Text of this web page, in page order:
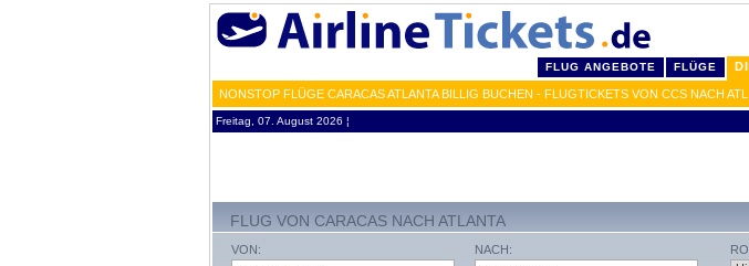
FLUG ANGEBOTE FLÜGE
NONSTOP FLÜGE CARACAS ATLANTA BILLIG BUCHEN - FLUGTICKETS VON CCS NACH ATL
Freitag, 07. August 2026 ¦
FLUG VON CARACAS NACH ATLANTA
VON: NACH: